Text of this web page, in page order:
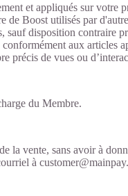
et appliqués sur
Boost utilisés par
sauf disposition
aux articles
précis de vues ou
du Membre.
vente, sans avoir à
à